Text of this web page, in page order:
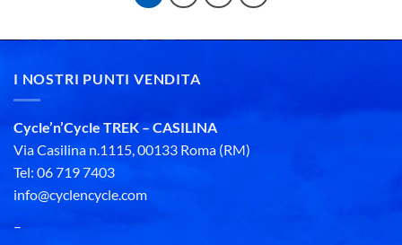
I NOSTRI PUNTI VENDITA
Cycle’n’Cycle TREK – CASILINA
Via Casilina n.1115, 00133 Roma (RM)
Tel: 06 719 7403
info@cyclencycle.com
–